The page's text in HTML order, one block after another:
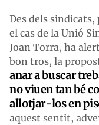
Des dels sindicats,
el cas de la Unió
Joan Torra, ha
bon tros, la
anar a buscar
no viuen tan bé
allotjar-los en
aquest sentit,